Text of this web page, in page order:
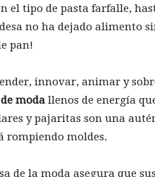
el tipo de pasta farfalle,
no ha dejado alimento
pan!
innovar, animar y
moda llenos de energía
y pajaritas son una
rompiendo moldes.
de la moda asegura que